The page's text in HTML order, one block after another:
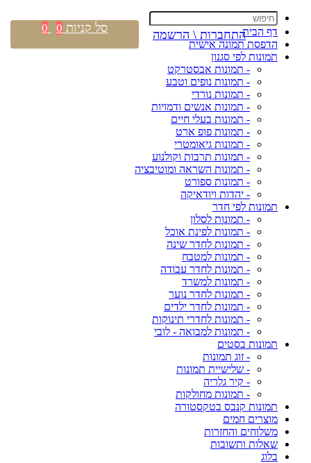
דף הבית
הדפסת תמונה אישית
תמונות לפי סגנון
- תמונות אבסטרקט
- תמונות נופים וטבע
- תמונות נורדי
- תמונות אנשים ודמויות
- תמונות בעלי חיים
- תמונות פופ ארט
- תמונות גיאומטרי
- תמונות תרבות וקולנוע
- תמונות השראה ומוטיבציה
- תמונות ספורט
- יהדות ויודאיקה
תמונות לפי חדר
- תמונות לסלון
- תמונות לפינת אוכל
- תמונות לחדר שינה
- תמונות למטבח
- תמונות לחדר עבודה
- תמונות למשרד
- תמונות לחדר נוער
- תמונות לחדר ילדים
- תמונות לחדרי תינוקות
- תמונות למבואה - לובי
תמונות בסטים
- זוג תמונות
- שלישיית תמונות
- קיר גלריה
- תמונות מחולקות
תמונות קנבס בטקסטורה
מוצרים חמים
משלוחים והחזרות
שאלות ותשובות
בלוג
התחברות \ הרשמה סל קניות 0
0